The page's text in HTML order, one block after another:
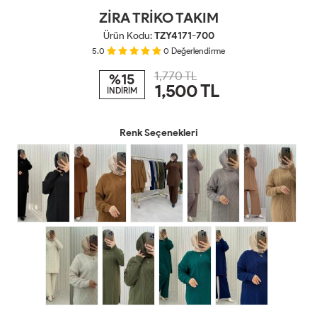
ZİRA TRİKO TAKIM
Ürün Kodu:TZY4171-700
5.0 0 Değerlendirme
%15
İNDİRİM
1,770 TL
1,500TL
Renk Seçenekleri